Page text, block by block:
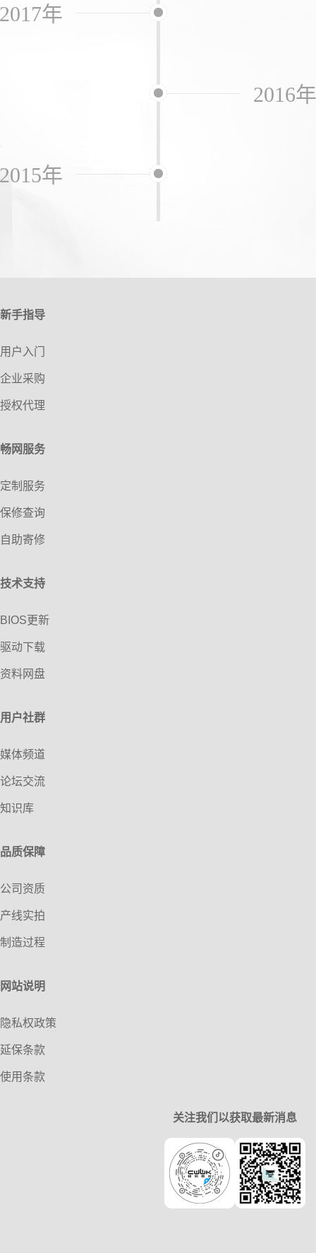
年
2016年
年
新手指导
用户入门
企业采购
授权代理
畅网服务
定制服务
保修查询
自助寄修
技术支持
BIOS更新
驱动下载
资料网盘
用户社群
媒体频道
论坛交流
知识库
品质保障
公司资质
产线实拍
制造过程
网站说明
隐私权政策
延保条款
使用条款
关注我们以获取最新消息